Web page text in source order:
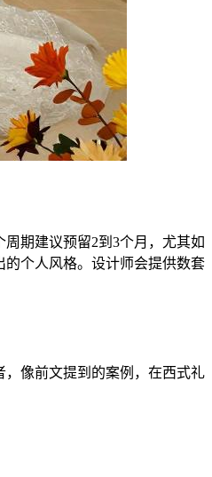
期建议预留2到3个月，尤其如
个人风格。设计师会提供数套
像前文提到的案例，在西式礼